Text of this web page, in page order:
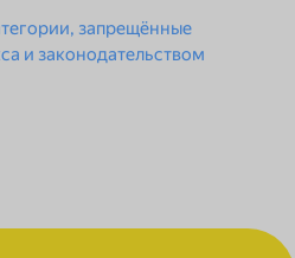
запрещённые
и законодательством